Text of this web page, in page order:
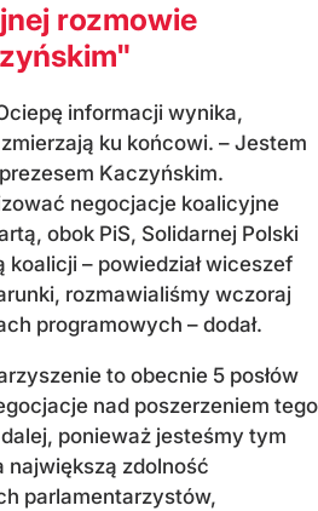
rozmowie
informacji wynika,
ku końcowi. – Jestem
Kaczyńskim.
negocjacje koalicyjne
obok PiS, Solidarnej Polski
koalicji – powiedział wiceszef
rozmawialiśmy wczoraj
programowych – dodał.
to obecnie 5 posłów
nad poszerzeniem tego
ponieważ jesteśmy tym
największą zdolność
parlamentarzystów,